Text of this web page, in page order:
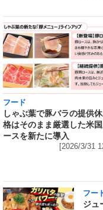
フード
しゃぶ葉で豚バラの提供
格はそのまま厳選した米
ースを新たに導入
[2026/3/31
フー
ジュ